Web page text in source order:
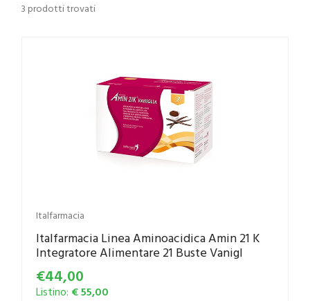
3 prodotti trovati
Italfarmacia
Italfarmacia Linea Aminoacidica Amin 21 K
Integratore Alimentare 21 Buste Vanigl
€44,00
Listino: € 55,00